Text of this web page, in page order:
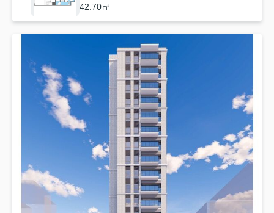
42.70㎡